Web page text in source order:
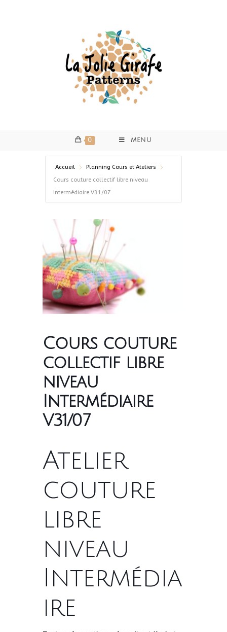
0 MENU
Accueil
Planning Cours et Ateliers
Cours couture collectif libre niveau
Intermédiaire V31/07
Cours couture
collectif libre
niveau
Intermédiaire
V31/07
Atelier
couture
libre
niveau
Intermédia
ire